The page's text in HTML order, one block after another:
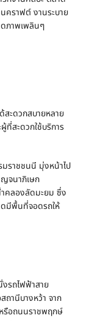
คราฟต์ งานระบาย
ภาพเพลินๆ
สะดวกสบายหลาย
ที่สะดวกใช้บริการ
มราชชนนี มุ่งหน้าไป
จนาภิเษก
คลองลัดมะยม ซึ่ง
มีพื้นที่จอดรถให้
งรถไฟฟ้าสาย
ถานีบางหว้า จาก
รือถนนราชพฤกษ์